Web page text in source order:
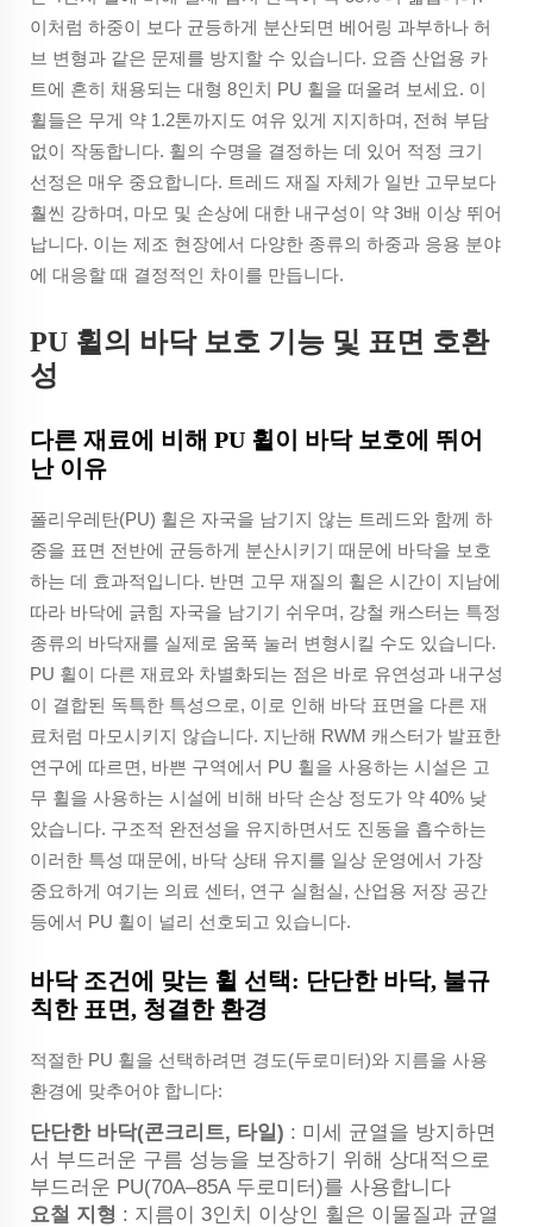
이처럼 하중이 보다 균등하게 분산되면 베어링 과부하나 허
브 변형과 같은 문제를 방지할 수 있습니다. 요즘 산업용 카
트에 흔히 채용되는 대형 8인치 PU 휠을 떠올려 보세요. 이
휠들은 무게 약 1.2톤까지도 여유 있게 지지하며, 전혀 부담
없이 작동합니다. 휠의 수명을 결정하는 데 있어 적정 크기
선정은 매우 중요합니다. 트레드 재질 자체가 일반 고무보다
훨씬 강하며, 마모 및 손상에 대한 내구성이 약 3배 이상 뛰어
납니다. 이는 제조 현장에서 다양한 종류의 하중과 응용 분야
에 대응할 때 결정적인 차이를 만듭니다.
PU 휠의 바닥 보호 기능 및 표면 호환
성
다른 재료에 비해 PU 휠이 바닥 보호에 뛰어
난 이유
폴리우레탄(PU) 휠은 자국을 남기지 않는 트레드와 함께 하
중을 표면 전반에 균등하게 분산시키기 때문에 바닥을 보호
하는 데 효과적입니다. 반면 고무 재질의 휠은 시간이 지남에
따라 바닥에 긁힘 자국을 남기기 쉬우며, 강철 캐스터는 특정
종류의 바닥재를 실제로 움푹 눌러 변형시킬 수도 있습니다.
PU 휠이 다른 재료와 차별화되는 점은 바로 유연성과 내구성
이 결합된 독특한 특성으로, 이로 인해 바닥 표면을 다른 재
료처럼 마모시키지 않습니다. 지난해 RWM 캐스터가 발표한
연구에 따르면, 바쁜 구역에서 PU 휠을 사용하는 시설은 고
무 휠을 사용하는 시설에 비해 바닥 손상 정도가 약 40% 낮
았습니다. 구조적 완전성을 유지하면서도 진동을 흡수하는
이러한 특성 때문에, 바닥 상태 유지를 일상 운영에서 가장
중요하게 여기는 의료 센터, 연구 실험실, 산업용 저장 공간
등에서 PU 휠이 널리 선호되고 있습니다.
바닥 조건에 맞는 휠 선택: 단단한 바닥, 불규
칙한 표면, 청결한 환경
적절한 PU 휠을 선택하려면 경도(두로미터)와 지름을 사용
환경에 맞추어야 합니다:
단단한 바닥(콘크리트, 타일) : 미세 균열을 방지하면
서 부드러운 구름 성능을 보장하기 위해 상대적으로
부드러운 PU(70A–85A 두로미터)를 사용합니다
요철 지형 : 지름이 3인치 이상인 휠은 이물질과 균열